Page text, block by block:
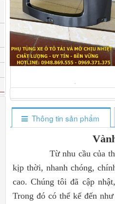
Thông tin sản phẩm
Từ nhu cầu của thực
kịp thời, nhanh chóng,
cao. Chúng tôi đã cập
Trong đó có thể kể đến